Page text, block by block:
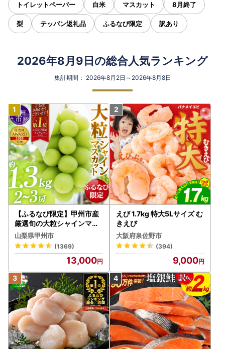
トイレットペーパー 白米 マスカット 8月終了
梨 テッパン返礼品 ふるなび限定 訳あり
2026年8月9日の総合人気ランキング
集計期間： 2026年8月2日～2026年8月8日
【ふるなび限定】甲州市産
厳選旬の大粒シャインマス
カット 約1.3kg 2～3房【2
026年発送】（MG）B12-
472 FN-Limited-VO シャ
インマスカット フルーツ
山梨県甲州市
(1369)
13,000
えび 1.7kg 特大5Lサイズ む
きえび
大阪府泉佐野市
(394)
9,000